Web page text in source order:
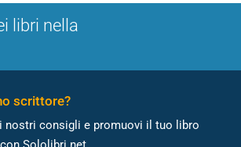
libri nella
scrittore?
nostri consigli e promuovi il tuo libro